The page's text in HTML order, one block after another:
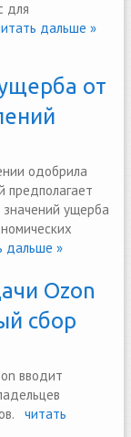
для
дальше »
от
одобрила
предполагает
значений ущерба
дальше »
Ozon
сбор
вводит
читать